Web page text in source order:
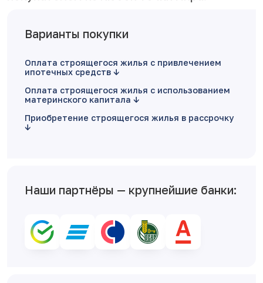
Варианты покупки
Оплата строящегося жилья с привлечением
ипотечных средств
Оплата строящегося жилья с использованием
материнского капитала
Приобретение строящегося жилья в рассрочку
Наши партнёры — крупнейшие банки: